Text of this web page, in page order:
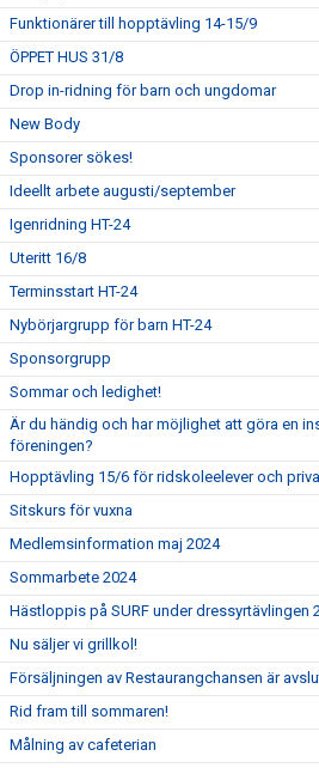
Funktionärer till hopptävling 14-15/9
ÖPPET HUS 31/8
Drop in-ridning för barn och ungdomar
New Body
Sponsorer sökes!
Ideellt arbete augusti/september
Igenridning HT-24
Uteritt 16/8
Terminsstart HT-24
Nybörjargrupp för barn HT-24
Sponsorgrupp
Sommar och ledighet!
Är du händig och har möjlighet att göra en
föreningen?
Hopptävling 15/6 för ridskoleelever och
Sitskurs för vuxna
Medlemsinformation maj 2024
Sommarbete 2024
Hästloppis på SURF under dressyrtävlingen
Nu säljer vi grillkol!
Försäljningen av Restaurangchansen är
Rid fram till sommaren!
Målning av cafeterian